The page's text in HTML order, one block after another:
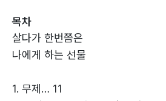
목차
살다가 한번쯤은
나에게 하는 선물
1. 무제… 11